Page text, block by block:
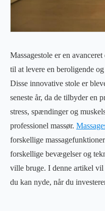
Massagestole er en
til at levere en beroligende
Disse innovative stole er
seneste år, da de tilbyder en
stress, spændinger og
professionel massør.
forskellige
forskellige bevægelser og
ville bruge. I denne artikel
du kan nyde, når du